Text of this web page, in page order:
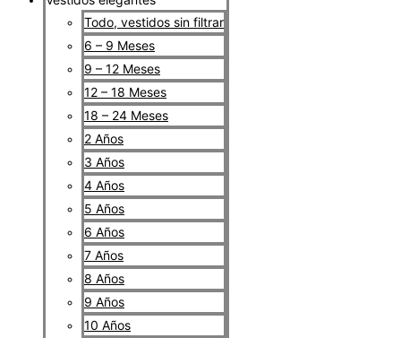
Todo, vestidos sin filtrar
6 – 9 Meses
9 – 12 Meses
12 – 18 Meses
18 – 24 Meses
2 Años
3 Años
4 Años
5 Años
6 Años
7 Años
8 Años
9 Años
10 Años